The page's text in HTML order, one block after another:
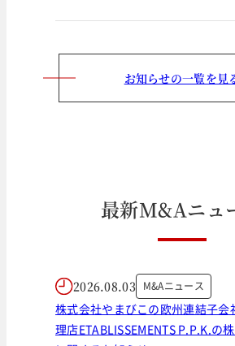
お知らせの一覧を見
最新M&Aニュ
2026.08.03 M&Aニュース
株式会社やまびこの欧州連結子会
理店ETABLISSEMENTS P.P.K.の